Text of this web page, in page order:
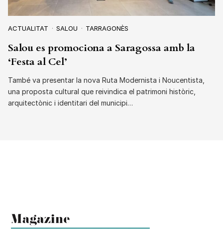
ACTUALITAT SALOU TARRAGONÈS
Salou es promociona a Saragossa amb la
‘Festa al Cel’
També va presentar la nova Ruta Modernista i Noucentista,
una proposta cultural que reivindica el patrimoni històric,
arquitectònic i identitari del municipi…